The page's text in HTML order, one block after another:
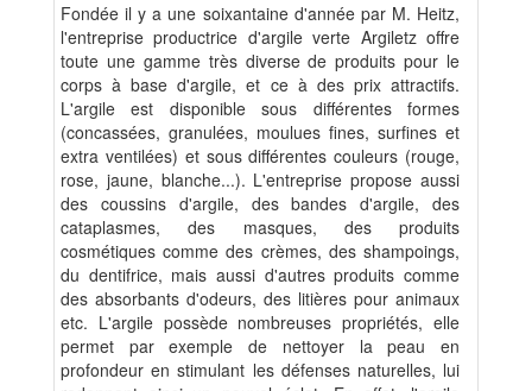
Fondée il y a une soixantaine d'année par M. Heitz,
l'entreprise productrice d'argile verte Argiletz offre
toute une gamme très diverse de produits pour le
corps à base d'argile, et ce à des prix attractifs.
L'argile est disponible sous différentes formes
(concassées, granulées, moulues fines, surfines et
extra ventilées) et sous différentes couleurs (rouge,
rose, jaune, blanche...). L'entreprise propose aussi
des coussins d'argile, des bandes d'argile, des
cataplasmes, des masques, des produits
cosmétiques comme des crèmes, des shampoings,
du dentifrice, mais aussi d'autres produits comme
des absorbants d'odeurs, des litières pour animaux
etc. L'argile possède nombreuses propriétés, elle
permet par exemple de nettoyer la peau en
profondeur en stimulant les défenses naturelles, lui